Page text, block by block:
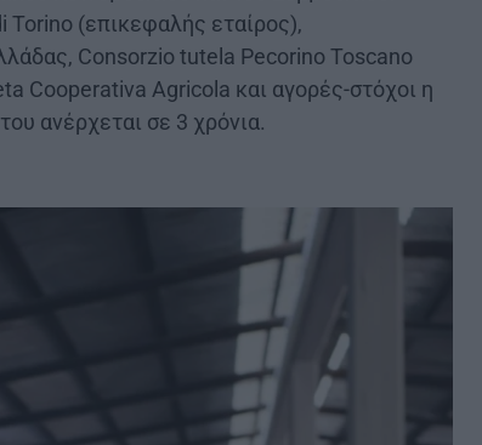
Torino (επικεφαλής εταίρος),
Consorzio tutela Pecorino Toscano
Cooperativa Agricola και αγορές-στόχοι η
ανέρχεται σε 3 χρόνια.